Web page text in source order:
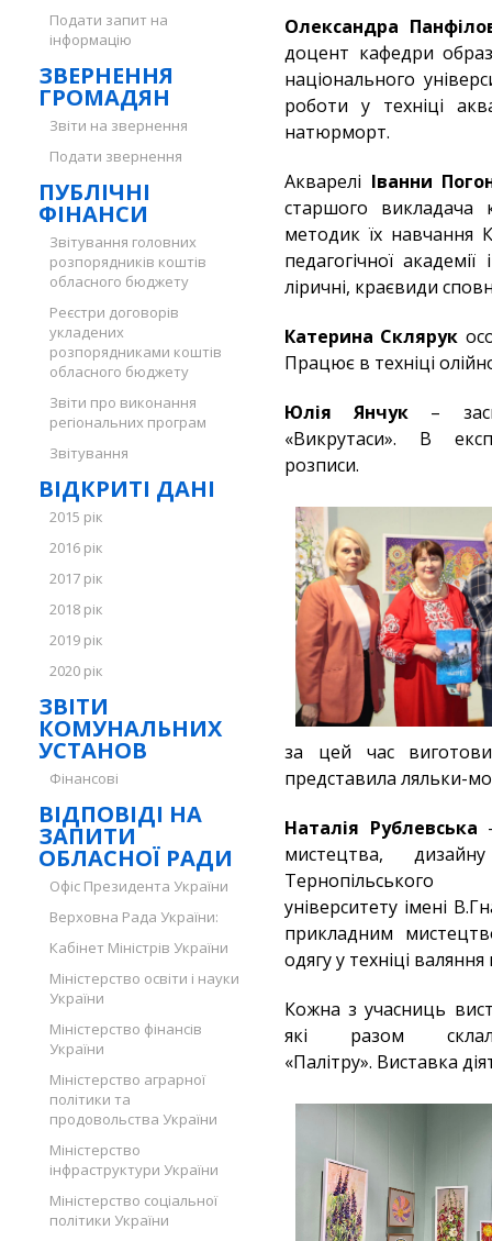
Подати запит на
інформацію
ЗВЕРНЕННЯ
ГРОМАДЯН
Звіти на звернення
Подати звернення
ПУБЛІЧНІ
ФІНАНСИ
Звітування головних
розпорядників коштів
обласного бюджету
Реєстри договорів
укладених
розпорядниками коштів
обласного бюджету
Звіти про виконання
регіональних програм
Звітування
ВІДКРИТІ ДАНІ
2015 рік
2016 рік
2017 рік
2018 рік
2019 рік
2020 рік
ЗВІТИ
КОМУНАЛЬНИХ
УСТАНОВ
Фінансові
ВІДПОВІДІ НА
ЗАПИТИ
ОБЛАСНОЇ РАДИ
Офіс Президента України
Верховна Рада України:
Кабінет Міністрів України
Міністерство освіти і науки
України
Міністерство фінансів
України
Міністерство аграрної
політики та
продовольства України
Міністерство
інфраструктури України
Міністерство соціальної
політики України
Олександра
доцент кафедри
національного
роботи у техніці
натюрморт.
Акварелі Іванни
старшого викладача
методик їх навчання
педагогічної
ліричні, краєвиди
Катерина Склярук
Працює в техніці
Юлія Янчук –
«Викрутаси». В
розписи.
за цей час
представила ляльки-
Наталія Рублевська
мистецтва,
Тернопільського
університету імені
прикладним
одягу у техніці
Кожна з учасниць
які разом
«Палітру». Виставка